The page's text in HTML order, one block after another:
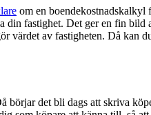
om en boendekostnadskalkyl
din fastighet. Det ger en fin bild
värdet av fastigheten. Då kan
börjar det bli dags att skriva